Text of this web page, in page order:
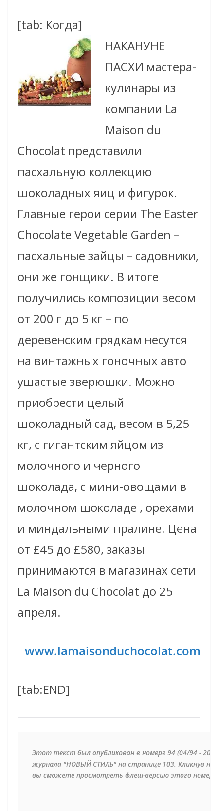
[tab: Когда]
НАКАНУНЕ
ПАСХИ мастера-
кулинары из
компании La
Maison du
Chocolat представили
пасхальную коллекцию
шоколадных яиц и фигурок.
Главные герои серии The Easter
Chocolate Vegetable Garden –
пасхальные зайцы – садовники,
они же гонщики. В итоге
получились композиции весом
от 200 г до 5 кг – по
деревенским грядкам несутся
на винтажных гоночных авто
ушастые зверюшки. Можно
приобрести целый
шоколадный сад, весом в 5,25
кг, с гигантским яйцом из
молочного и черного
шоколада, с мини-овощами в
молочном шоколаде , орехами
и миндальными пралине. Цена
от £45 до £580, заказы
принимаются в магазинах сети
La Maison du Chocolat до 25
апреля.
www.lamaisonduchocolat.com
[tab:END]
Этот текст был опубликован в номере 94 (04/94 -
журнала "НОВЫЙ СТИЛЬ" на странице 103. Кликнув на
вы сможете просмотреть флеш-версию этого номера